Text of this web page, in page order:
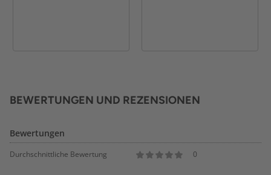
BEWERTUNGEN UND REZENSIONEN
Bewertungen
Durchschnittliche Bewertung 0